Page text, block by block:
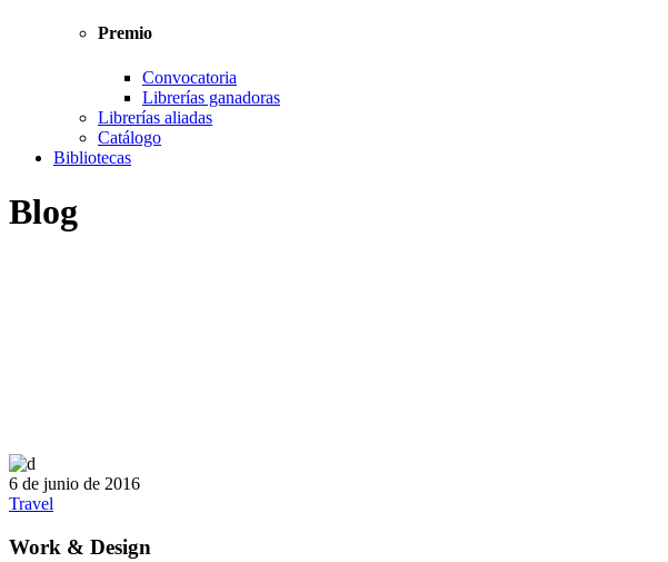
Premio
Convocatoria
Librerías ganadoras
Librerías aliadas
Catálogo
Bibliotecas
Blog
6 de junio de 2016
Travel
Work & Design